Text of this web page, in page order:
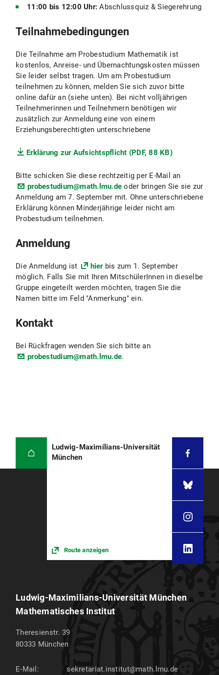
11:00 bis 12:00 Uhr:Abschlussquiz & Siegerehrung
Teilnahmebedingungen
Die Teilnahme am Probestudium Mathematik ist
kostenlos, Anreise- und Übernachtungskosten müssen
Sie leider selbst tragen. Um am Probestudium
teilnehmen zu können, melden Sie sich zuvor bitte
online dafür an (siehe unten). Bei nicht volljährigen
Teilnehmerinnen und Teilnehmern benötigen wir
zusätzlich zur Anmeldung eine von einem
Erziehungsberechtigten unterschriebene
Erklärung zur Aufsichtspflicht (PDF, 88 KB)
Bitte schicken Sie diese rechtzeitig per E-Mail an
probestudium@math.lmu.de oder bringen Sie sie zur
Anmeldung am 7. September mit. Ohne unterschriebene
Erklärung können Minderjährige leider nicht am
Probestudium teilnehmen.
Anmeldung
Die Anmeldung ist hierbis zum 1. September
möglich. Falls Sie mit Ihren MitschülerInnen in dieselbe
Gruppe eingeteilt werden möchten, tragen Sie die
Namen bitte im Feld "Anmerkung" ein.
Kontakt
Bei Rückfragen wenden Sie sich bitte an
probestudium@math.lmu.de.
Ludwig-Maximilians-Universität
München
Route anzeigen
Ludwig-Maximilians-Universität München
Mathematisches Institut
Theresienstr. 39
80333 München
E-Mail: sekretariat.institut@math.lmu.de